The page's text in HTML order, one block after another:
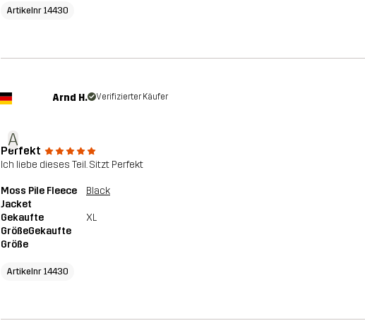
Artikelnr 14430
A
Arnd H. Verifizierter Käufer
Perfekt
Ich liebe dieses Teil. Sitzt Perfekt
Moss Pile Fleece
Jacket
Black
Gekaufte
GrößeGekaufte
Größe
XL
Artikelnr 14430